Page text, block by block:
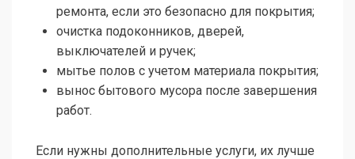
ремонта, если это безопасно для покрытия;
очистка подоконников, дверей,
выключателей и ручек;
мытье полов с учетом материала покрытия;
вынос бытового мусора после завершения
работ.
Если нужны дополнительные услуги, их лучше